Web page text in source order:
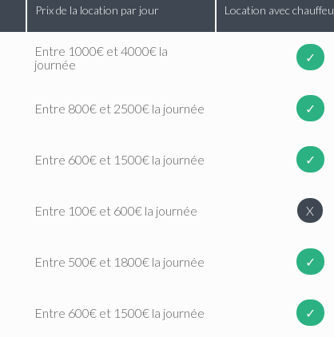
Prix de la location par jour Location avec
Entre 1000€ et 4000€ la
journée
✓
Entre 800€ et 2500€ la journée ✓
Entre 600€ et 1500€ la journée ✓
Entre 100€ et 600€ la journée X
Entre 500€ et 1800€ la journée ✓
Entre 600€ et 1500€ la journée ✓